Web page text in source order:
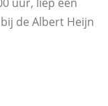
de Albert Heijn